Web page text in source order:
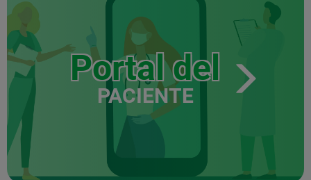
Portal del
PACIENTE